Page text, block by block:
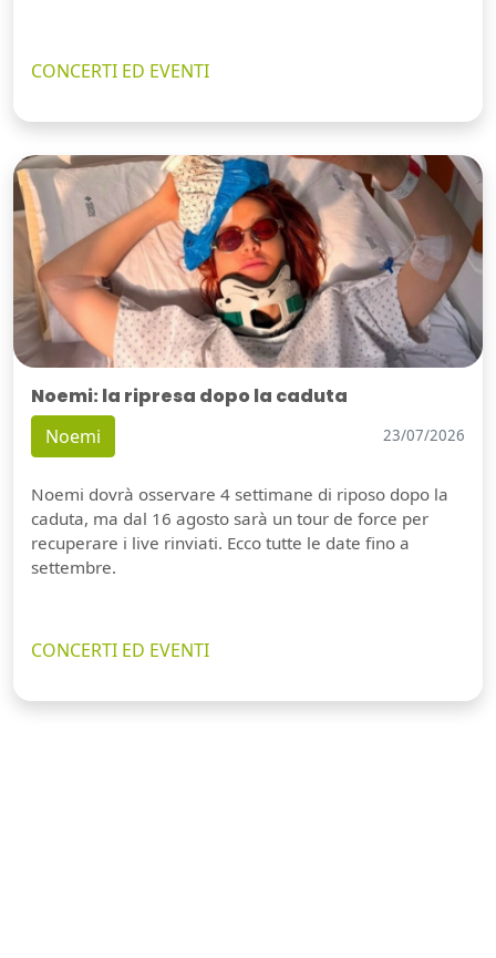
CONCERTI ED EVENTI
Noemi: la ripresa dopo la caduta
Noemi 23/07/2026
Noemi dovrà osservare 4 settimane di riposo dopo la
caduta, ma dal 16 agosto sarà un tour de force per
recuperare i live rinviati. Ecco tutte le date fino a
settembre.
CONCERTI ED EVENTI